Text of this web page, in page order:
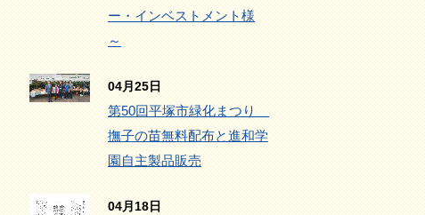
ー・インベストメント様
～
04月25日
第50回平塚市緑化まつり
撫子の苗無料配布と進和学
園自主製品販売
04月18日